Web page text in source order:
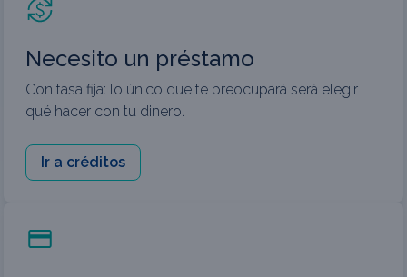
Necesito un préstamo
Con tasa fija: lo único que te preocupará será elegir
qué hacer con tu dinero.
Ir a créditos